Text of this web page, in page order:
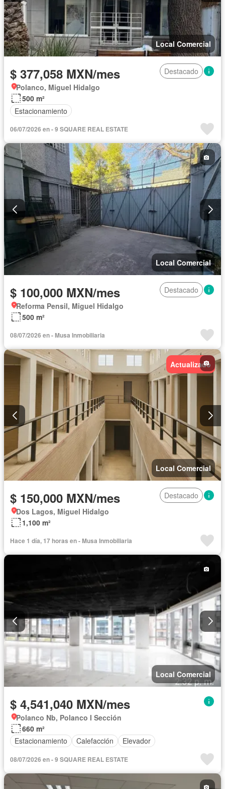
Local Comercial
$ 377,058 MXN/mes
Destacado
Polanco, Miguel Hidalgo
500 m²
Estacionamiento
06/07/2026 en - 9 SQUARE REAL ESTATE
Local Comercial
$ 100,000 MXN/mes
Destacado
Reforma Pensil, Miguel Hidalgo
500 m²
08/07/2026 en - Musa Inmobiliaria
Actualizado
Local Comercial
$ 150,000 MXN/mes
Destacado
Dos Lagos, Miguel Hidalgo
1,100 m²
Hace 1 día, 17 horas en - Musa Inmobiliaria
Local Comercial
$ 4,541,040 MXN/mes
Polanco Nb, Polanco I Sección
660 m²
Estacionamiento
Calefacción Elevador
08/07/2026 en - 9 SQUARE REAL ESTATE